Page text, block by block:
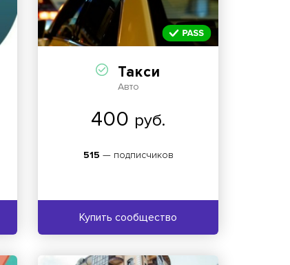
Такси
Авто
400 руб.
515 — подписчиков
Купить сообщество